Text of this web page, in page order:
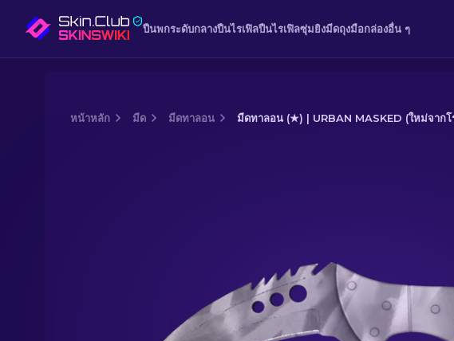
ปืนพกระดับกลางปืนไรเฟิลปืนไรเฟิลซุ่มยิงมีดถุงมือกล่องอื่น ๆ
หน้าหลัก มีด มีดทาลอน มีดทาลอน (★) | URBAN MASKED (ใหม่จากโ